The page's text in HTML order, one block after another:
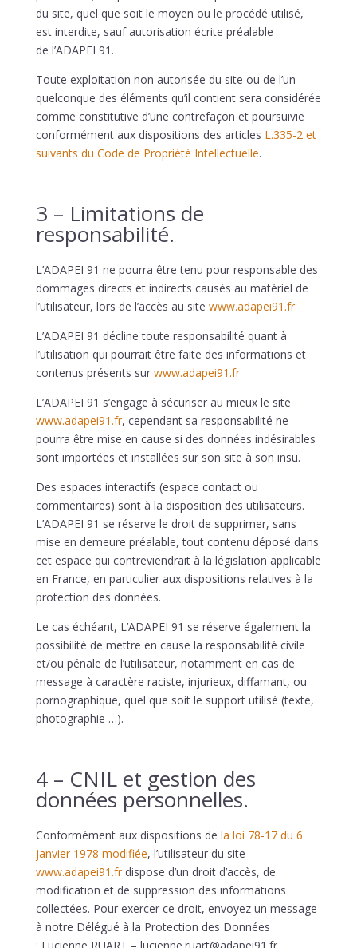
du site, quel que soit le moyen ou le procédé utilisé,
est interdite, sauf autorisation écrite préalable
de l’ADAPEI 91 .
Toute exploitation non autorisée du site ou de l’un
quelconque des éléments qu’il contient sera considérée
comme constitutive d’une contrefaçon et poursuivie
conformément aux dispositions des articles L.335-2 et
suivants du Code de Propriété Intellectuelle.
3 – Limitations de
responsabilité.
L’ADAPEI 91 ne pourra être tenu pour responsable des
dommages directs et indirects causés au matériel de
l’utilisateur, lors de l’accès au site www.adapei91.fr
L’ADAPEI 91 décline toute responsabilité quant à
l’utilisation qui pourrait être faite des informations et
contenus présents sur www.adapei91.fr
L’ADAPEI 91 s’engage à sécuriser au mieux le site
www.adapei91.fr, cependant sa responsabilité ne
pourra être mise en cause si des données indésirables
sont importées et installées sur son site à son insu.
Des espaces interactifs (espace contact ou
commentaires) sont à la disposition des utilisateurs.
L’ADAPEI 91 se réserve le droit de supprimer, sans
mise en demeure préalable, tout contenu déposé dans
cet espace qui contreviendrait à la législation applicable
en France, en particulier aux dispositions relatives à la
protection des données.
Le cas échéant, L’ADAPEI 91 se réserve également la
possibilité de mettre en cause la responsabilité civile
et/ou pénale de l’utilisateur, notamment en cas de
message à caractère raciste, injurieux, diffamant, ou
pornographique, quel que soit le support utilisé (texte,
photographie …).
4 – CNIL et gestion des
données personnelles.
Conformément aux dispositions de la loi 78-17 du 6
janvier 1978 modifiée, l’utilisateur du site
www.adapei91.fr dispose d’un droit d’accès, de
modification et de suppression des informations
collectées. Pour exercer ce droit, envoyez un message
à notre Délégué à la Protection des Données